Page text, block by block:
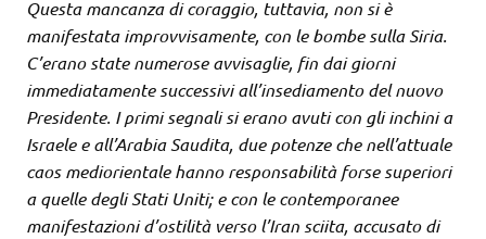
Questa mancanza di coraggio, tuttavia, non si è
manifestata improvvisamente, con le bombe sulla Siria.
C’erano state numerose avvisaglie, fin dai giorni
immediatamente successivi all’insediamento del nuovo
Presidente. I primi segnali si erano avuti con gli inchini a
Israele e all’Arabia Saudita, due potenze che nell’attuale
caos mediorientale hanno responsabilità forse superiori
a quelle degli Stati Uniti; e con le contemporanee
manifestazioni d’ostilità verso l’Iran sciita, accusato di